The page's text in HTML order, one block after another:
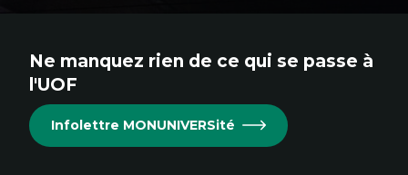
Cet
s'ouvrira
dans
Cet
s'ouvrira
dans
Cet
s'ouvrira
dans
Cet
s'ouvrira
dans
Cet
s'ouvrira
dans
Ne manquez rien de ce qui se passe à
l'UOF
Infolettre MONUNIVERSité